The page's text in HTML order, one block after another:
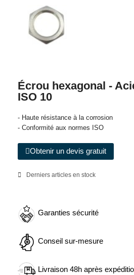
Écrou hexagonal -
ISO 10
- Haute résistance à la corrosion
- Conformité aux normes ISO
Obtenir un devis gratuit
Derniers articles en stock
Garanties sécurité
Conseil sur-mesure
Livraison 48h après